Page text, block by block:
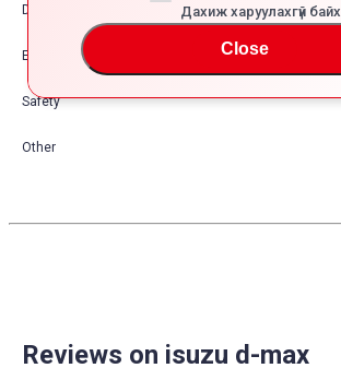
Дахиж харуулахгүй байх
Close
Dress Up
Exterior
Safety
Other
Reviews on isuzu d-max